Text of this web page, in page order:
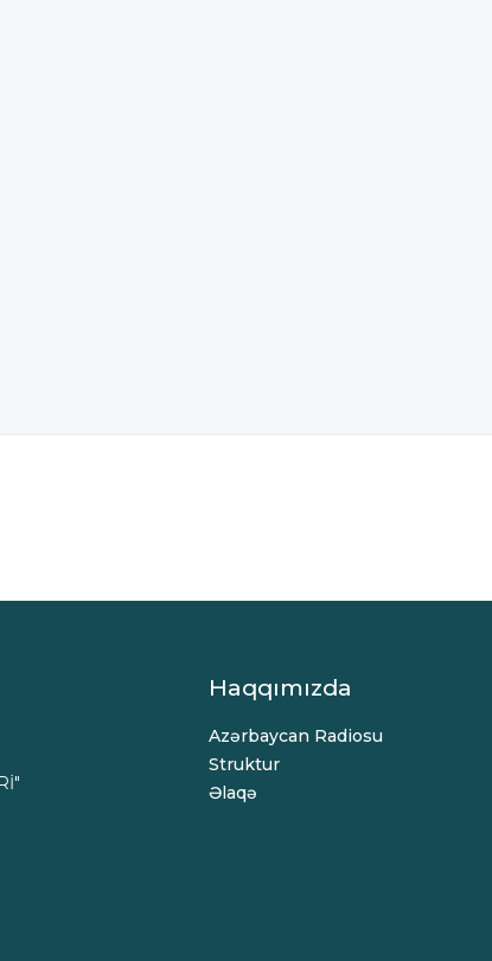
Haqqımızda
Azərbaycan Radiosu
Struktur
Əlaqə